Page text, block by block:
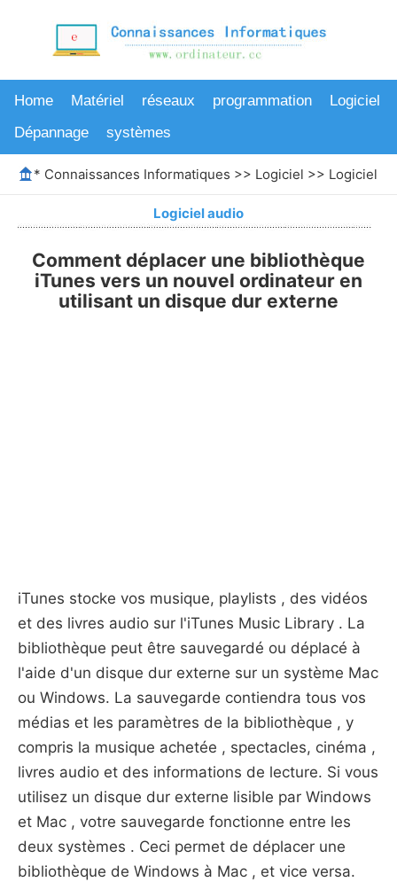
Home Matériel réseaux programmation
Logiciel
Dépannage
systèmes
* Connaissances Informatiques >> Logiciel >> Logiciel
Logiciel audio
Comment déplacer une bibliothèque
iTunes vers un nouvel ordinateur en
utilisant un disque dur externe
iTunes stocke vos musique, playlists , des vidéos
et des livres audio sur l'iTunes Music Library . La
bibliothèque peut être sauvegardé ou déplacé à
l'aide d'un disque dur externe sur un système Mac
ou Windows. La sauvegarde contiendra tous vos
médias et les paramètres de la bibliothèque , y
compris la musique achetée , spectacles, cinéma ,
livres audio et des informations de lecture. Si vous
utilisez un disque dur externe lisible par Windows
et Mac , votre sauvegarde fonctionne entre les
deux systèmes . Ceci permet de déplacer une
bibliothèque de Windows à Mac , et vice versa.